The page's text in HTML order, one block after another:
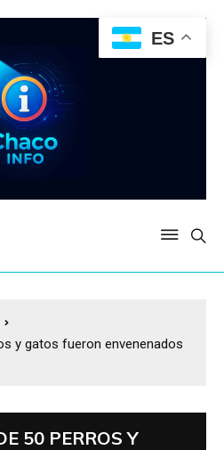
y gatos fueron envenenados
50 PERROS Y
ES